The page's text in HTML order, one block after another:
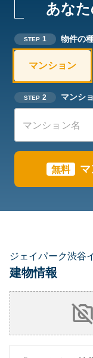
あな
STEP 1 物件の
マンション
STEP 2 マンシ
無料
ジェイパーク渋谷
建物情報